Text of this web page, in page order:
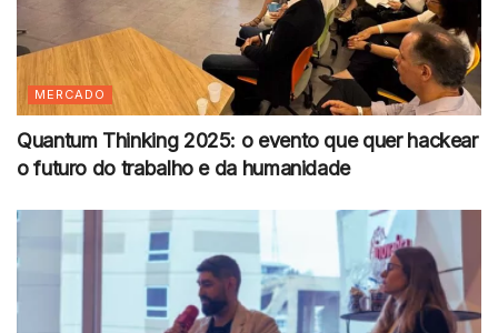
MERCADO
Quantum Thinking 2025: o evento que quer hackear
o futuro do trabalho e da humanidade